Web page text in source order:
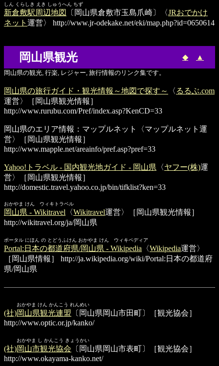
しん くらしき えき しゅうへん ちず
新倉敷駅周辺地図 〔岡山県倉敷市玉島爪崎〕〈JRおでかけ
ネット 運営〉 http://www.jr-odekake.net/eki/map.php?id=0650614
岡山県観光 ◆ ▲
岡山県の観光, 行楽, レジャー, 旅行情報のリンク集です。
岡山県の旅行ガイド・観光情報～地図で探す～ 〈 るるぶ.com
運営〉［岡山県観光情報］
http://www.rurubu.com/Pref/index.asp?KenCD=33
岡山県のエリア情報：マップルネット
〈マップルネット運
営〉［岡山県観光情報］
http://www.mapple.net/areainfo/pref.asp?pref=33
Yahoo!トラベル - 国内観光地ガイド - 岡山県 〈ヤフー(株)運
営〉［岡山県観光情報］
http://domestic.travel.yahoo.co.jp/bin/tifklist?ken=33
おかやま けん ウィキトラベル
岡山県 - Wikitravel 〈Wikitravel運営〉［岡山県観光情報］
http://wikitravel.org/ja/岡山県
ポータル にほん の とどうふけん おかやま けん ウィキペディア
Portal:日本の都道府県/岡山県 - Wikipedia 〈Wikipedia運営〉
［岡山県情報］
http://ja.wikipedia.org/wiki/Portal:日本の都道府
県/岡山県
おかやま けん かんこう れんめい
(社)岡山県観光連盟 〔岡山県岡山市田町〕［観光協会］
http://www.optic.or.jp/kanko/
おかやま し かんこう きょうかい
(社)岡山市観光協会 〔岡山県岡山市表町〕［観光協会］
http://www.okayama-kanko.net/